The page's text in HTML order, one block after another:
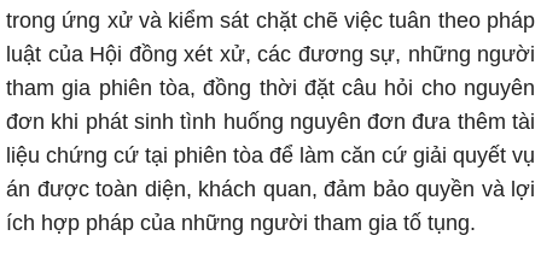
trong ứng xử và kiểm sát chặt chẽ việc tuân theo pháp
luật của Hội đồng xét xử, các đương sự, những người
tham gia phiên tòa, đồng thời đặt câu hỏi cho nguyên
đơn khi phát sinh tình huống nguyên đơn đưa thêm tài
liệu chứng cứ tại phiên tòa để làm căn cứ giải quyết vụ
án được toàn diện, khách quan, đảm bảo quyền và lợi
ích hợp pháp của những người tham gia tố tụng.